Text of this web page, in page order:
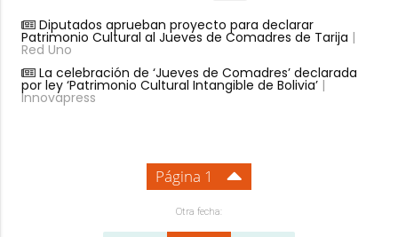
Diputados aprueban proyecto para declarar
Patrimonio Cultural al Jueves de Comadres de Tarija |
Red Uno
La celebración de ‘Jueves de Comadres’ declarada
por ley ‘Patrimonio Cultural Intangible de Bolivia’|
Innovapress
Página 1
Otra fecha: